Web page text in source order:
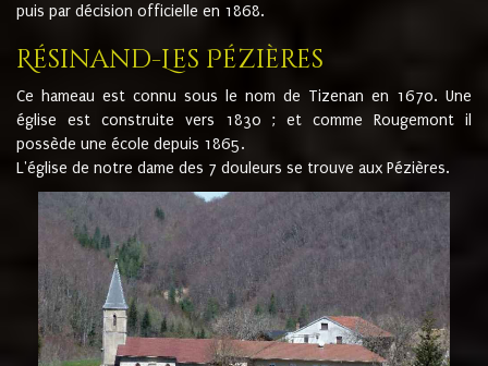
puis par décision officielle en 1868.
Résinand-Les Pézières
Ce hameau est connu sous le nom de Tizenan en 1670. Une
église est construite vers 1830 ; et comme Rougemont il
possède une école depuis 1865.
L'église de notre dame des 7 douleurs se trouve aux Pézières.